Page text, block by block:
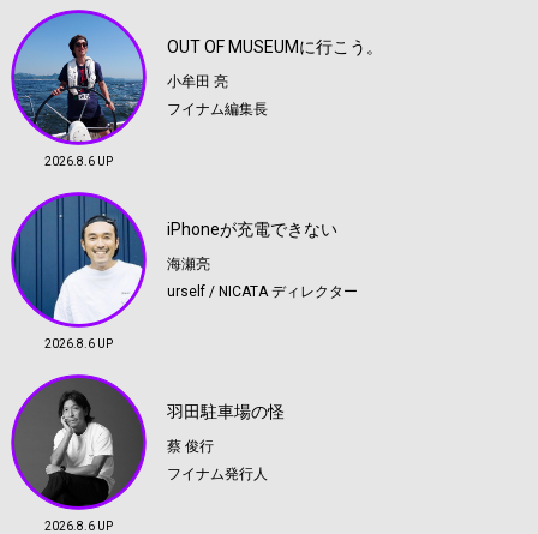
2026.8.6 UP
OUT OF MUSEUMに行こう。
小牟田 亮
フイナム編集長
2026.8.6 UP
iPhoneが充電できない
海瀬亮
urself / NICATA ディレクター
2026.8.6 UP
羽田駐車場の怪
蔡 俊行
フイナム発行人